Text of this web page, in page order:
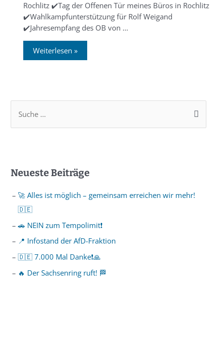
Rochlitz ✔️Tag der Offenen Tür meines Büros in Rochlitz
✔️Wahlkampfunterstützung für Rolf Weigand
✔️Jahresempfang des OB von …
Weiterlesen »
Neueste Beiträge
🚀 Alles ist möglich – gemeinsam erreichen wir mehr!
🇩🇪
🚗 NEIN zum Tempolimit❗️
📍 Infostand der AfD-Fraktion
🇩🇪 7.000 Mal Danke❗️🙏
🔥 Der Sachsenring ruft! 🏁